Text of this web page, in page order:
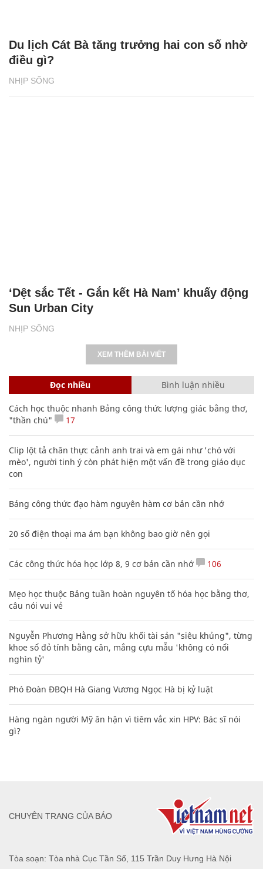
NHỊP SỐNG
Du lịch Cát Bà tăng trưởng hai con số nhờ
điều gì?
NHỊP SỐNG
‘Dệt sắc Tết - Gắn kết Hà Nam’ khuấy động
Sun Urban City
XEM THÊM BÀI VIẾT
Đọc nhiều Bình luận nhiều
Cách học thuộc nhanh Bảng công thức lượng giác bằng thơ,
"thần chú"
17
Clip lột tả chân thực cảnh anh trai và em gái như 'chó với
mèo', người tinh ý còn phát hiện một vấn đề trong giáo dục
con
Bảng công thức đạo hàm nguyên hàm cơ bản cần nhớ
20 số điện thoại ma ám bạn không bao giờ nên gọi
Các công thức hóa học lớp 8, 9 cơ bản cần nhớ 106
Mẹo học thuộc Bảng tuần hoàn nguyên tố hóa học bằng thơ,
câu nói vui vẻ
Nguyễn Phương Hằng sở hữu khối tài sản "siêu khủng", từng
khoe sổ đỏ tính bằng cân, mắng cựu mẫu 'không có nổi
nghìn tỷ'
Phó Đoàn ĐBQH Hà Giang Vương Ngọc Hà bị kỷ luật
Hàng ngàn người Mỹ ân hận vì tiêm vắc xin HPV: Bác sĩ nói
gì?
Tòa soạn: Tòa nhà Cục Tần Số, 115 Trần Duy Hưng Hà Nội
CHUYÊN TRANG CỦA BÁO